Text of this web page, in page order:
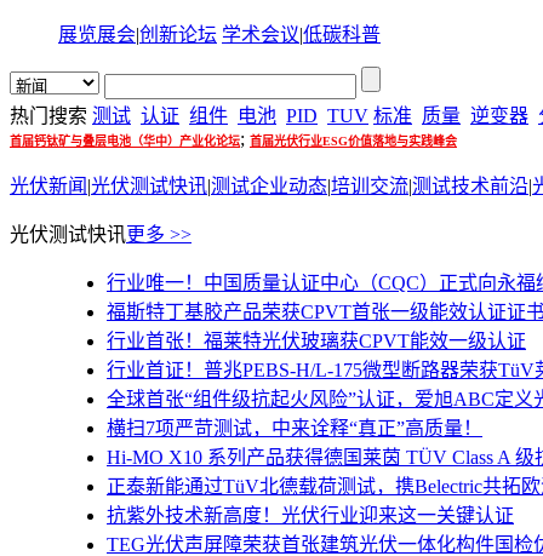
展览展会|创新论坛 学术会议|低碳科普
热门搜索 测试 认证 组件 电池 PID TUV 标准 质量 逆变器
首届钙钛矿与叠层电池（华中）产业化论坛; 首届光伏行业ESG价值落地与实践峰会
光伏新闻 |光伏测试快讯|测试企业动态|培训交流|测试技术前沿|
光伏测试快讯更多 >>
行业唯一！中国质量认证中心（CQC）正式向永
福斯特丁基胶产品荣获CPVT首张一级能效认证证
行业首张！福莱特光伏玻璃获CPVT能效一级认证
行业首证！普兆PEBS-H/L-175微型断路器荣获TüV
全球首张“组件级抗起火风险”认证，爱旭ABC定义
横扫7项严苛测试，中来诠释“真正”高质量！
Hi-MO X10 系列产品获得德国莱茵 TÜV Class A 级
正泰新能通过TüV北德载荷测试，携Belectric共拓
抗紫外技术新高度！光伏行业迎来这一关键认证
TEG光伏声屏障荣获首张建筑光伏一体化构件国检